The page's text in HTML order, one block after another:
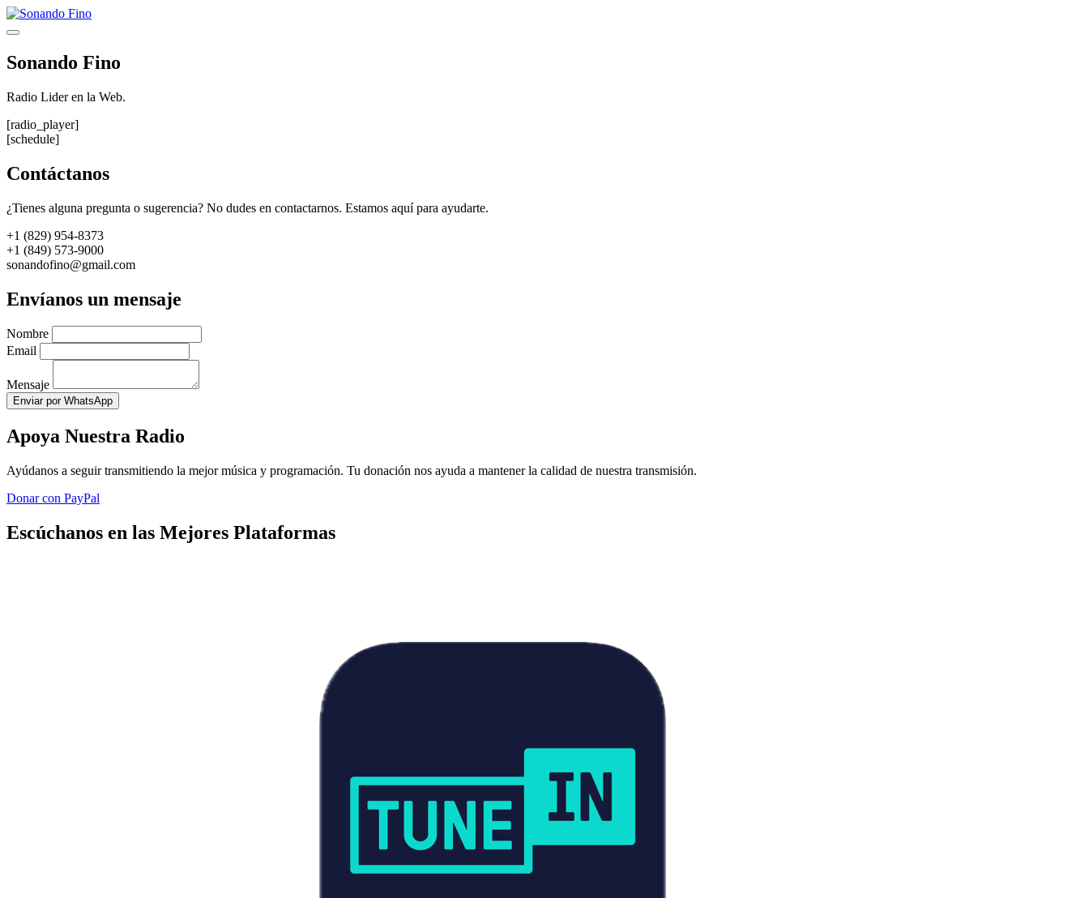
Saltar
al
Menú
Sonando Fino
Radio Lider en la Web.
[radio_player]
[schedule]
Contáctanos
¿Tienes alguna pregunta o sugerencia? No dudes en contactarnos. Estamos aquí para ayudarte.
+1 (829) 954-8373
+1 (849) 573-9000
sonandofino@gmail.com
Envíanos un mensaje
Nombre
Email
Mensaje
Enviar por WhatsApp
Apoya Nuestra Radio
Ayúdanos a seguir transmitiendo la mejor música y programación. Tu donación nos ayuda a mantener la calidad de nuestra transmisión.
Donar con PayPal
Escúchanos en las Mejores Plataformas